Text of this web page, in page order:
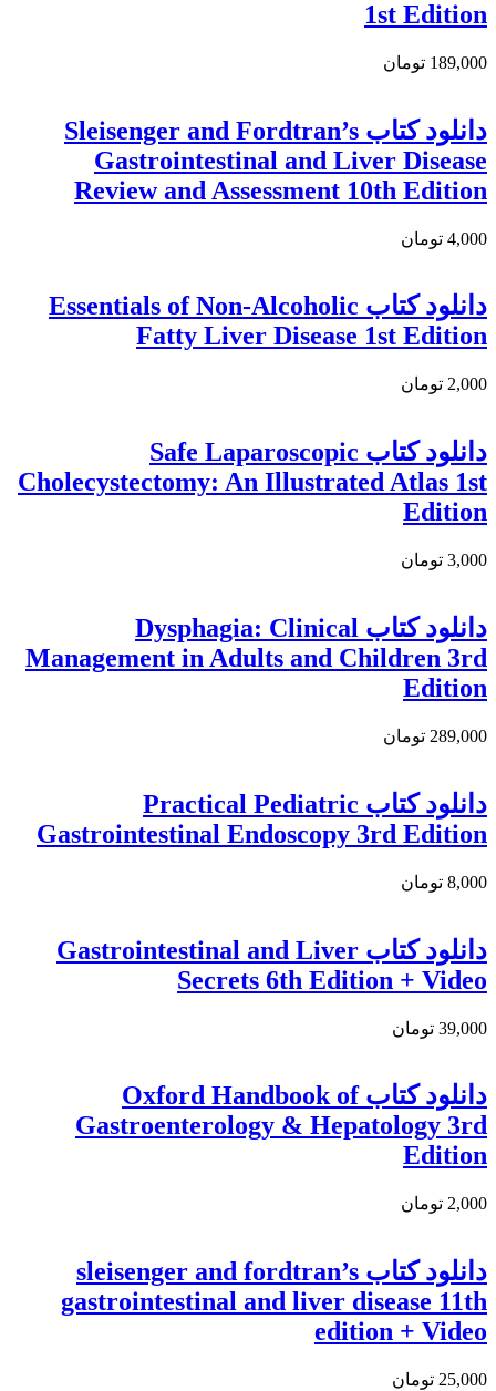
1st Edition
189,000 تومان
دانلود کتاب Sleisenger and Fordtran’s
Gastrointestinal and Liver Disease
Review and Assessment 10th Edition
4,000 تومان
دانلود کتاب Essentials of Non-Alcoholic
Fatty Liver Disease 1st Edition
2,000 تومان
دانلود كتاب Safe Laparoscopic
Cholecystectomy: An Illustrated Atlas 1st
Edition
3,000 تومان
دانلود کتاب Dysphagia: Clinical
Management in Adults and Children 3rd
Edition
289,000 تومان
دانلود کتاب Practical Pediatric
Gastrointestinal Endoscopy 3rd Edition
8,000 تومان
دانلود کتاب Gastrointestinal and Liver
Secrets 6th Edition + Video
39,000 تومان
دانلود كتاب Oxford Handbook of
Gastroenterology & Hepatology 3rd
Edition
2,000 تومان
دانلود کتاب sleisenger and fordtran’s
gastrointestinal and liver disease 11th
edition + Video
25,000 تومان